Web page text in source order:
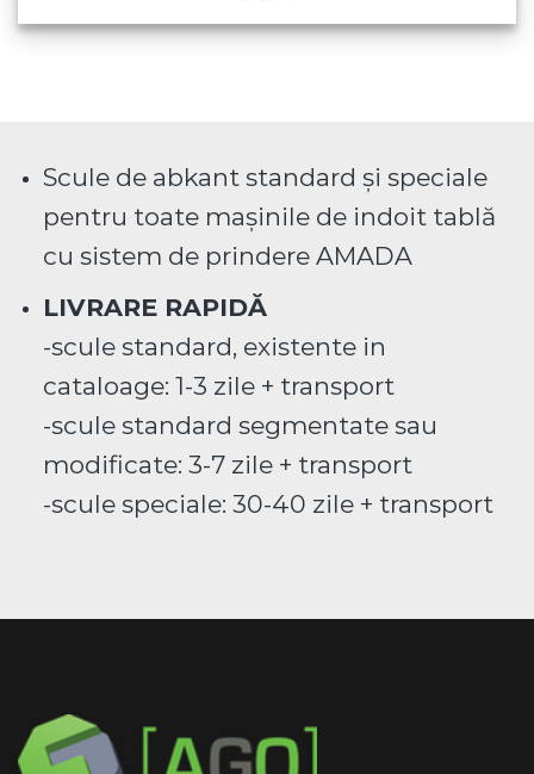
Scule de abkant standard și speciale
pentru toate mașinile de indoit tablă
cu sistem de prindere AMADA
LIVRARE RAPIDĂ
-scule standard, existente in
cataloage: 1-3 zile + transport
-scule standard segmentate sau
modificate: 3-7 zile + transport
-scule speciale: 30-40 zile + transport